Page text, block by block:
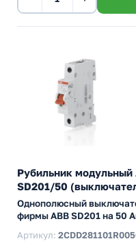
Рубильник
SD201/50
Однополюсный
фирмы ABB SD201 на 50
Артикул: